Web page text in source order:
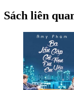
Sách liên